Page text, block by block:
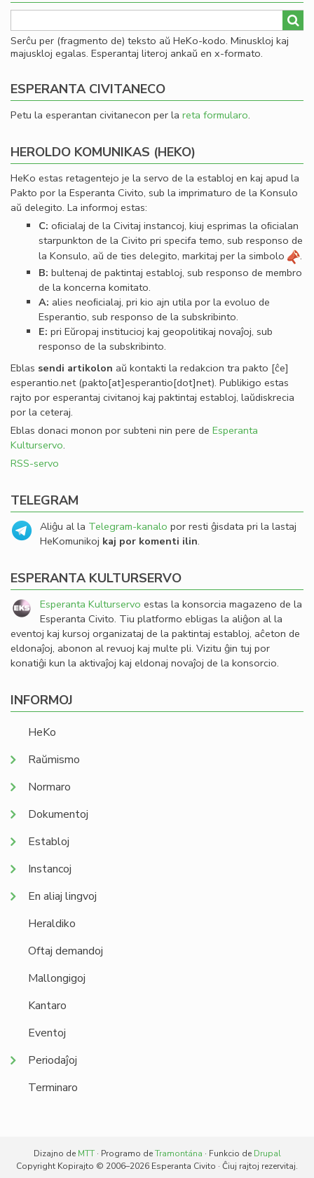
Serĉu per (fragmento de) teksto aŭ HeKo-kodo. Minuskloj kaj
majuskloj egalas. Esperantaj literoj ankaŭ en x-formato.
ESPERANTA CIVITANECO
Petu la esperantan civitanecon per la reta formularo.
HEROLDO KOMUNIKAS (HEKO)
HeKo estas retagentejo je la servo de la establoj en kaj apud la
Pakto por la Esperanta Civito, sub la imprimaturo de la Konsulo
aŭ delegito. La informoj estas:
C: oﬁcialaj de la Civitaj instancoj, kiuj esprimas la oﬁcialan
starpunkton de la Civito pri specifa temo, sub responso de
la Konsulo, aŭ de ties delegito, markitaj per la simbolo
.
B: bultenaj de paktintaj establoj, sub responso de membro
de la koncerna komitato.
A: alies neoﬁcialaj, pri kio ajn utila por la evoluo de
Esperantio, sub responso de la subskribinto.
E: pri Eŭropaj institucioj kaj geopolitikaj novaĵoj, sub
responso de la subskribinto.
Eblas sendi artikolon aŭ kontakti la redakcion tra pakto [ĉe]
esperantio.net(pakto[at]esperantio[dot]net). Publikigo estas
rajto por esperantaj civitanoj kaj paktintaj establoj, laŭdiskrecia
por la ceteraj.
Eblas donaci monon por subteni nin pere de Esperanta
Kulturservo.
RSS-servo
TELEGRAM
Aliĝu al la Telegram-kanalo por resti ĝisdata pri la lastaj
HeKomunikoj kaj por komenti ilin.
ESPERANTA KULTURSERVO
Esperanta Kulturservo estas la konsorcia magazeno de la
Esperanta Civito. Tiu platformo ebligas la aliĝon al la
eventoj kaj kursoj organizataj de la paktintaj establoj, aĉeton de
eldonaĵoj, abonon al revuoj kaj multe pli. Vizitu ĝin tuj por
konatiĝi kun la aktivaĵoj kaj eldonaj novaĵoj de la konsorcio.
INFORMOJ
HeKo
Raŭmismo
Normaro
Dokumentoj
Establoj
Instancoj
En aliaj lingvoj
Heraldiko
Oftaj demandoj
Mallongigoj
Kantaro
Eventoj
Periodaĵoj
Terminaro
Dizajno de MTT· Programo deTramontána · Funkcio de Drupal
Copyright Kopirajto © 2006–2026 Esperanta Civito · Ĉiuj rajtoj rezervitaj.